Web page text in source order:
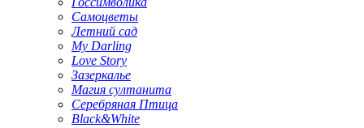
Самоцветы
Летний сад
My Darling
Love Story
Зазеркалье
Магия султанита
Серебряная Птица
Black&White